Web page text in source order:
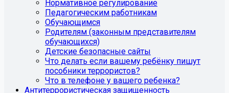
Нормативное регулирование
Педагогическим работникам
Обучающимся
Родителям (законным представителям
обучающихся)
Детские безопасные сайты
Что делать если вашему ребёнку пишут
пособники террористов?
Что в телефоне у вашего ребенка?
Антитеррористическая защищенность